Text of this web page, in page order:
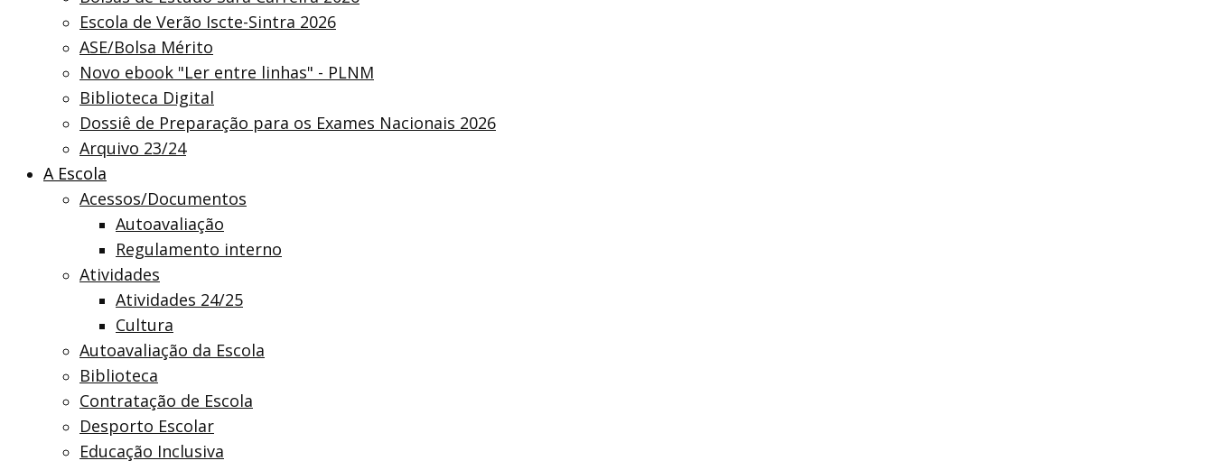
Escola de Verão Iscte-Sintra 2026
ASE/Bolsa Mérito
Novo ebook "Ler entre linhas" - PLNM
Biblioteca Digital
Dossiê de Preparação para os Exames Nacionais 2026
Arquivo 23/24
A Escola
Acessos/Documentos
Autoavaliação
Regulamento interno
Atividades
Atividades 24/25
Cultura
Autoavaliação da Escola
Biblioteca
Contratação de Escola
Desporto Escolar
Educação Inclusiva